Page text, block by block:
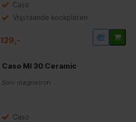
Caso
Vrijstaande kookplaten
129,-
Caso MI 30 Ceramic
Solo magnetron
Caso